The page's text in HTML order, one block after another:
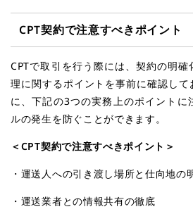
CPT契約で注意すべきポイント
CPTで取引を行う際には、契約の明
理に関するポイントを事前に確認し
に、下記の3つの実務上のポイントに
ルの発生を防ぐことができます。
＜CPT契約で注意すべきポイント＞
・運送人への引き渡し場所と仕向地の
・運送業者との情報共有の徹底